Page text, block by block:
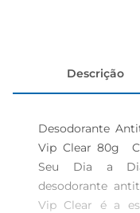
Descrição
Desodorante
Vip Clear 80g
Seu Dia a
desodorante
Vip Clear é a